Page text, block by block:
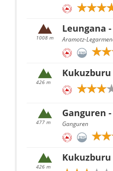
1008 m
Leungana -
Aramotz-
426 m
Kukuzburu
477 m
Ganguren -
Ganguren
426 m
Kukuzburu